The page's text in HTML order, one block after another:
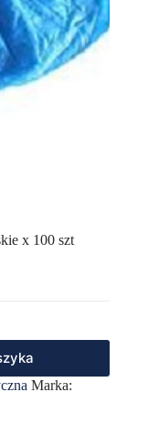
x 100 szt
Marka: